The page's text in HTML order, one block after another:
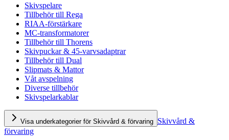
Skivspelare
Tillbehör till Rega
RIAA-förstärkare
MC-transformatorer
Tillbehör till Thorens
Skivpuckar & 45-varvsadaptrar
Tillbehör till Dual
Slipmats & Mattor
Våt avspelning
Diverse tillbehör
Skivspelarkablar
Visa underkategorier för Skivvård & förvaring Skivvård &
förvaring